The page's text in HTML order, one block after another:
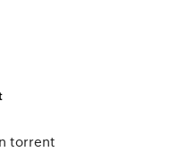
torrent